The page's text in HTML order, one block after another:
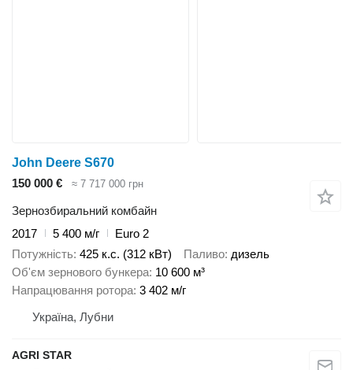
John Deere S670
150 000 €
≈ 7 717 000 грн
Зернозбиральний комбайн
2017
5 400 м/г
Euro 2
Потужність 425 к.с. (312 кВт) Паливо дизель
Об'єм зернового бункера 10 600 м³
Напрацювання ротора 3 402 м/г
Україна, Лубни
AGRI STAR